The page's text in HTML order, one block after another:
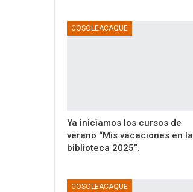
COSOLEACAQUE
Ya iniciamos los cursos de
verano “Mis vacaciones en la
biblioteca 2025”.
COSOLEACAQUE